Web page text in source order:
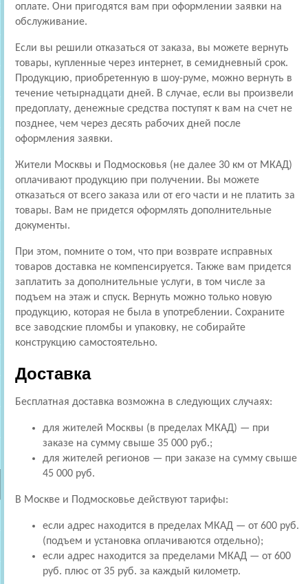
оплате. Они пригодятся вам при оформлении заявки на
обслуживание.
Если вы решили отказаться от заказа, вы можете вернуть
товары, купленные через интернет, в семидневный срок.
Продукцию, приобретенную в шоу-руме, можно вернуть в
течение четырнадцати дней. В случае, если вы произвели
предоплату, денежные средства поступят к вам на счет не
позднее, чем через десять рабочих дней после
оформления заявки.
Жители Москвы и Подмосковья (не далее 30 км от МКАД)
оплачивают продукцию при получении. Вы можете
отказаться от всего заказа или от его части и не платить за
товары. Вам не придется оформлять дополнительные
документы.
При этом, помните о том, что при возврате исправных
товаров доставка не компенсируется. Также вам придется
заплатить за дополнительные услуги, в том числе за
подъем на этаж и спуск. Вернуть можно только новую
продукцию, которая не была в употреблении. Сохраните
все заводские пломбы и упаковку, не собирайте
конструкцию самостоятельно.
Доставка
Бесплатная доставка возможна в следующих случаях:
для жителей Москвы (в пределах МКАД) — при
заказе на сумму свыше 35 000 руб.;
для жителей регионов — при заказе на сумму свыше
45 000 руб.
В Москве и Подмосковье действуют тарифы:
если адрес находится в пределах МКАД — от 600 руб.
(подъем и установка оплачиваются отдельно);
если адрес находится за пределами МКАД — от 600
руб. плюс от 35 руб. за каждый километр.